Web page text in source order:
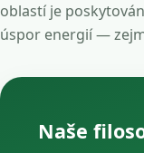
oblastí je
úspor energií —
Naše